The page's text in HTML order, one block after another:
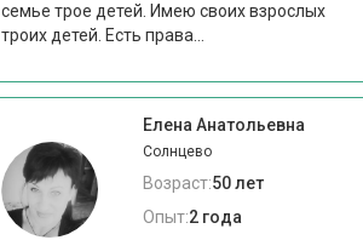
семье трое детей. Имею своих взрослых
троих детей. Есть права...
Елена Анатольевна
Солнцево
Возраст:50 лет
Опыт:2 года